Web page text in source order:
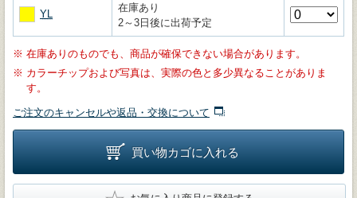
YL
在庫あり
2～3日後に出荷予定
※ 在庫ありのものでも、商品が確保できない場合があります。
※ カラーチップおよび写真は、実際の色と多少異なることがありま
す。
ご注文のキャンセルや返品・交換について
買い物カゴに入れる